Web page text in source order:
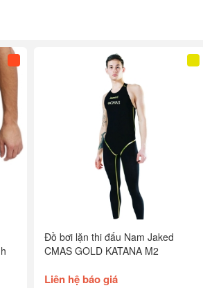
Đồ bơi lặn thi đấu Nam Jaked
CMAS GOLD KATANA M2
Liên hệ báo giá